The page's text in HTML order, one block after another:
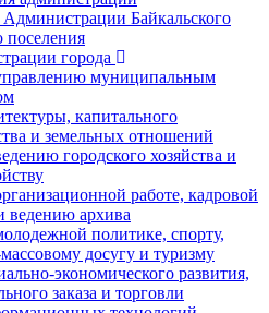
Администрации Байкальского
поселения
города
муниципальным
капитального
и земельных отношений
городского хозяйства и
работе, кадровой
ведению архива
политике, спорту,
досугу и туризму
экономического развития,
заказа и торговли